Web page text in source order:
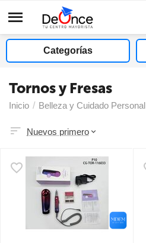
Categorías
Tornos y Fresas
Inicio / Belleza y Cuidado Personal
Nuevos primero